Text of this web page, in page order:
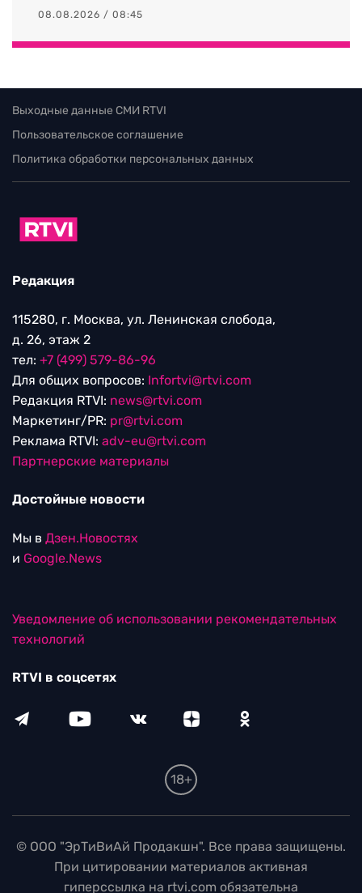
08.08.2026 / 08:45
Выходные данные СМИ RTVI
Пользовательское соглашение
Политика обработки персональных данных
Редакция
115280, г. Москва, ул. Ленинская слобода,
д. 26, этаж 2
тел: +7 (499) 579-86-96
Для общих вопросов: Infortvi@rtvi.com
Редакция RTVI: news@rtvi.com
Маркетинг/PR: pr@rtvi.com
Реклама RTVI: adv-eu@rtvi.com
Партнерские материалы
Достойные новости
Мы в Дзен.Новостях
и Google.News
Уведомление об использовании рекомендательных
технологий
RTVI в соцсетях
18+
© ООО "ЭрТиВиАй Продакшн". Все права защищены.
При цитировании материалов активная
гиперссылка на rtvi.com обязательна